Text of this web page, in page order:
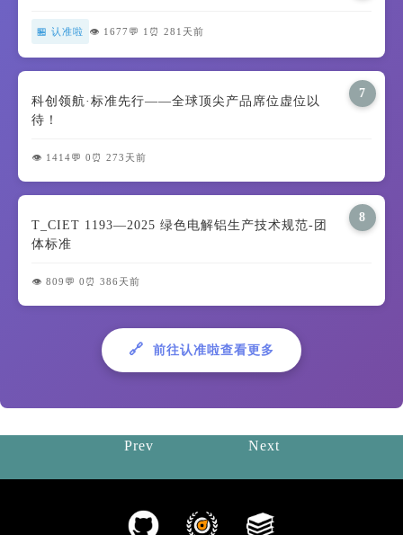
🏪 认准啦 👁️ 1677 💬 1 ⏰ 281天前
7
科创领航·标准先行——全球顶尖产品席位虚位以
待！
👁️ 1414💬 0 ⏰ 273天前
8
T_CIET 1193—2025 绿色电解铝生产技术规范-团
体标准
👁️ 809 💬 0 ⏰ 386天前
🔗 前往认准啦查看更多
Prev Next